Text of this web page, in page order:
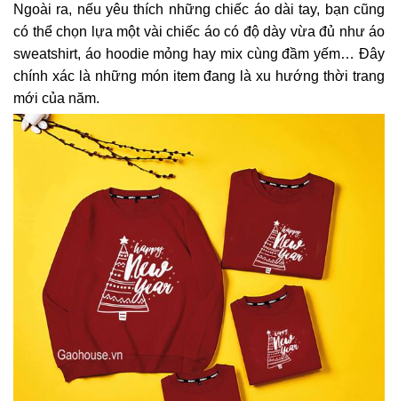
Ngoài ra, nếu yêu thích những chiếc áo dài tay, bạn cũng
có thể chọn lựa một vài chiếc áo có độ dày vừa đủ như áo
sweatshirt, áo hoodie mỏng hay mix cùng đầm yếm… Đây
chính xác là những món item đang là xu hướng thời trang
mới của năm.